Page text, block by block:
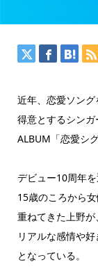
近年、恋愛ソン
得意とするシン
ALBUM「恋愛シ
デビュー10周年
15歳のころから
重ねてきた上野
リアルな感情や
となっている。